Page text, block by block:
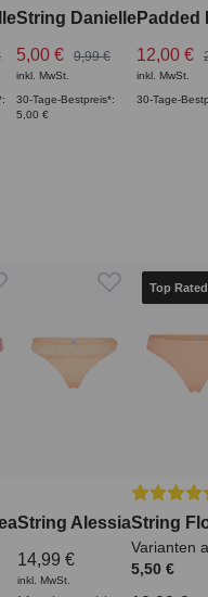
String Danielle
5,00 €
9,99 €
inkl. MwSt.
30-Tage-Bestpreis*:
5,00 €
Padded
12,00 €
inkl. MwSt.
30-Tage-
String Alessia
14,99 €
inkl. MwSt.
Top Rated
String
Varianten
5,50 €